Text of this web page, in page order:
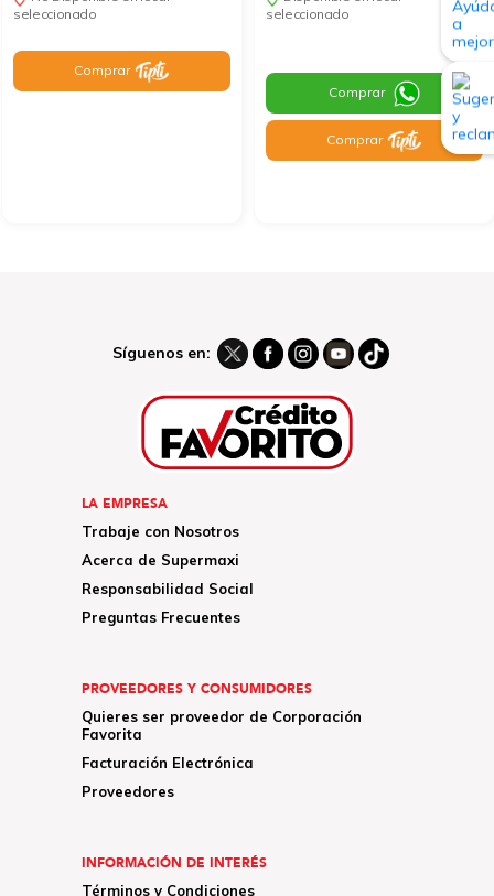
seleccionado
Comprar
seleccionado
Comprar
Comprar
Síguenos en:
LA EMPRESA
Trabaje con Nosotros
Acerca de Supermaxi
Responsabilidad Social
Preguntas Frecuentes
PROVEEDORES Y CONSUMIDORES
Quieres ser proveedor de Corporación
Favorita
Facturación Electrónica
Proveedores
INFORMACIÓN DE INTERÉS
Términos y Condiciones